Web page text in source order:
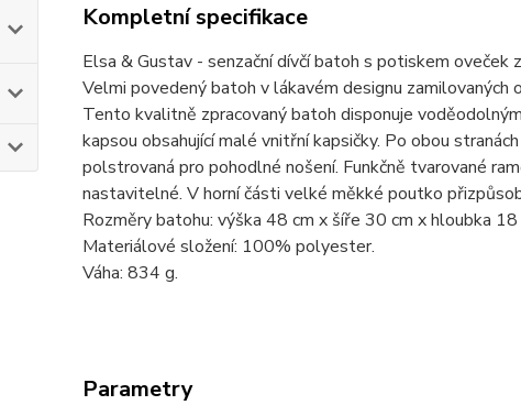
Kompletní specifikace
Elsa & Gustav - senzační dívčí batoh s potiskem oveček
Velmi povedený batoh v lákavém designu zamilovaných
Tento kvalitně zpracovaný batoh disponuje
kapsou obsahující malé vnitřní kapsičky. Po obou
polstrovaná pro pohodlné nošení. Funkčně tvarované
nastavitelné. V horní části velké měkké poutko
Rozměry batohu: výška 48 cm x šíře 30 cm x hloubka 18
Materiálové složení: 100% polyester.
Váha: 834 g.
Parametry